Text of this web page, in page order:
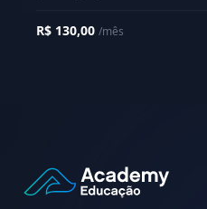
R$ 130,00 /mês